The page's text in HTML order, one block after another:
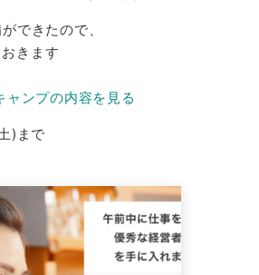
できたので、
きます
ャンプの内容を見る
)まで